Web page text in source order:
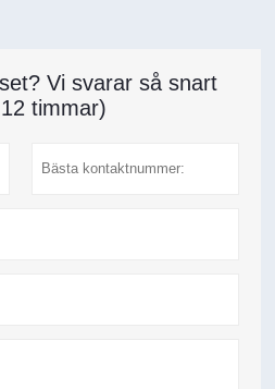
Vi svarar så snart
timmar)